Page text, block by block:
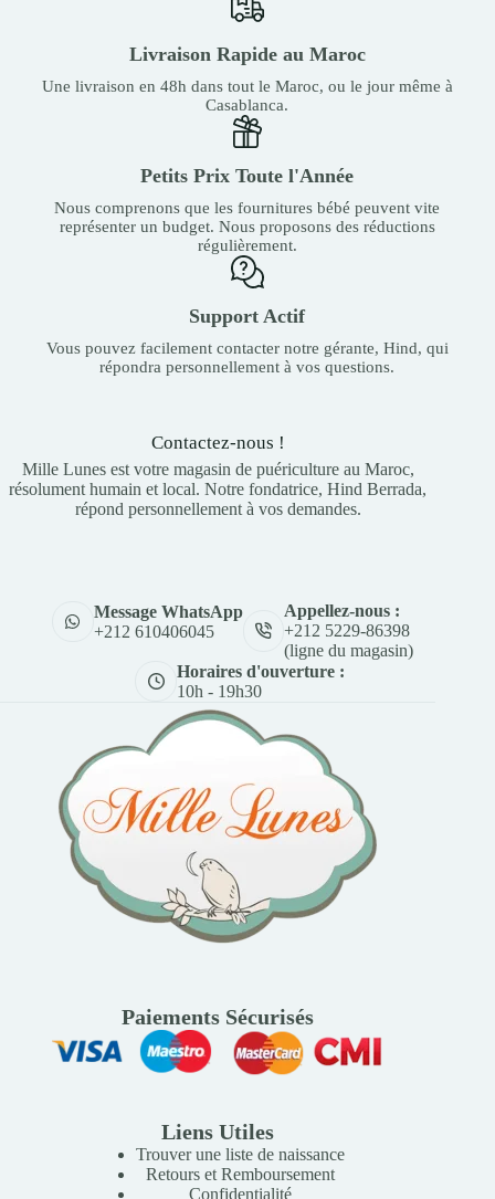
Livraison Rapide au Maroc
Une livraison en 48h dans tout le Maroc, ou le jour même à
Casablanca.
Petits Prix Toute l'Année
Nous comprenons que les fournitures bébé peuvent vite
représenter un budget. Nous proposons des réductions
régulièrement.
Support Actif
Vous pouvez facilement contacter notre gérante, Hind, qui
répondra personnellement à vos questions.
Contactez-nous !
Mille Lunes est votre magasin de puériculture au Maroc,
résolument humain et local. Notre fondatrice, Hind Berrada,
répond personnellement à vos demandes.
Message WhatsApp
+212 610406045
Appellez-nous :
+212 5229-86398
(ligne du magasin)
Horaires d'ouverture :
10h - 19h30
Paiements Sécurisés
Liens Utiles
Trouver une liste de naissance
Retours et Remboursement
Confidentialité